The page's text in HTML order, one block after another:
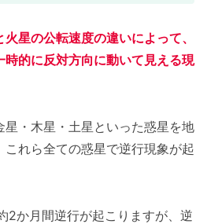
星の公転速度の違いによって、
的に反対方向に動いて見える現
星・木星・土星といった惑星を地
れら全ての惑星で逆行現象が起
2か月間逆行が起こりますが、逆